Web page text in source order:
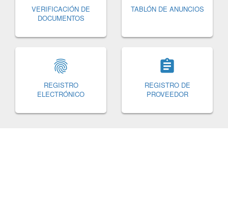
VERIFICACIÓN DE
DOCUMENTOS
TABLÓN DE ANUNCIOS

REGISTRO
ELECTRÓNICO

REGISTRO DE
PROVEEDOR